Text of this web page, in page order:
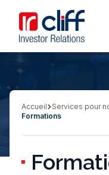
contenu
principal
Aller directement au
Fil
Accueil Services pour
Formations